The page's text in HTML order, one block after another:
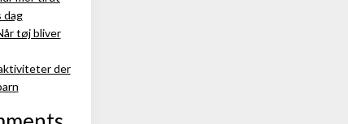
dag
tøj bliver
der